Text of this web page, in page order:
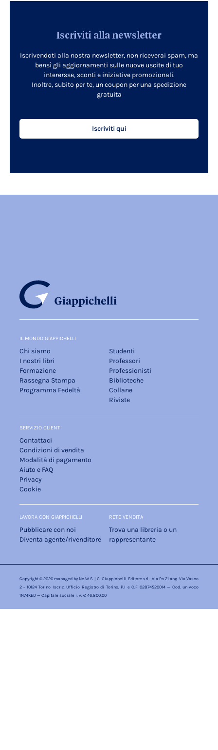
Iscriviti alla newsletter
Iscrivendoti alla nostra newsletter, non riceverai spam, ma
bensì gli aggiornamenti sulle nuove uscite di tuo
interersse, sconti e iniziative promozionali.
Inoltre, subito per te, un coupon per una spedizione
gratuita
Iscriviti qui
IL MONDO GIAPPICHELLI
Chi siamo
I nostri libri
Formazione
Rassegna Stampa
Programma Fedeltà
Studenti
Professori
Professionisti
Biblioteche
Collane
Riviste
SERVIZIO CLIENTI
Contattaci
Condizioni di vendita
Modalità di pagamento
Aiuto e FAQ
Privacy
Cookie
LAVORA CON GIAPPICHELLI
Pubblicare con noi
Diventa agente/rivenditore
RETE VENDITA
Trova una libreria o un
rappresentante
Copyright © 2026 managed by Ne.W.S. | G. Giappichelli Editore srl - Via Po 21 ang. Via Vasco
2 - 10124 Torino Iscriz. Ufficio Registro di Torino, P.I e C.F 02874520014 — Cod. univoco
1N74KED — Capitale sociale i. v. € 46.800,00